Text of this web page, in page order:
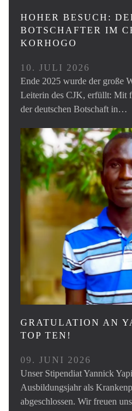
HOHER BESUCH:
BOTSCHAFTER IM
KORHOGO
10. JULI 2026
Ende 2025 wurde der große
Leiterin des CJK, erfüllt: Mit
der deutschen Botschaft in…
GRATULATION AN
TOP TEN!
09. JUNI 2026
Unser Stipendiat Yannick
Ausbildungsjahr als
abgeschlossen. Wir freuen